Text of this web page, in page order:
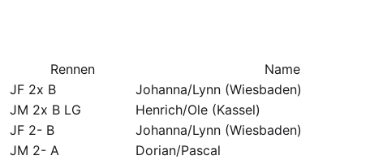
Rennen Name
JF 2x B Johanna/Lynn (Wiesbaden)
JM 2x B LG Henrich/Ole (Kassel)
JF 2- B Johanna/Lynn (Wiesbaden)
JM 2- A Dorian/Pascal